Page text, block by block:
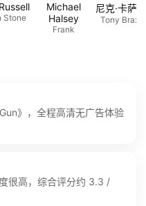
Stone
Michael
Halsey
Frank
尼克·卡萨
Tony
》，全程高清无广告体验
很高，综合评分约 3.3 /